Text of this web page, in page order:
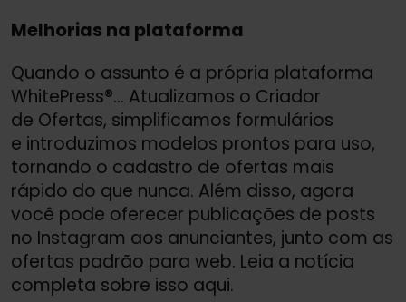
Melhorias na plataforma
Quando o assunto é a própria plataforma
WhitePress®… Atualizamos o Criador
de Ofertas, simplificamos formulários
e introduzimos modelos prontos para uso,
tornando o cadastro de ofertas mais
rápido do que nunca. Além disso, agora
você pode oferecer publicações de posts
no Instagram aos anunciantes, junto com as
ofertas padrão para web. Leia a notícia
completa sobre isso aqui.